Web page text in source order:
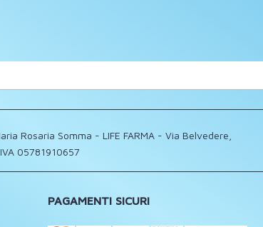
Rosaria Somma - LIFE FARMA - Via Belvedere,
05781910657
PAGAMENTI SICURI